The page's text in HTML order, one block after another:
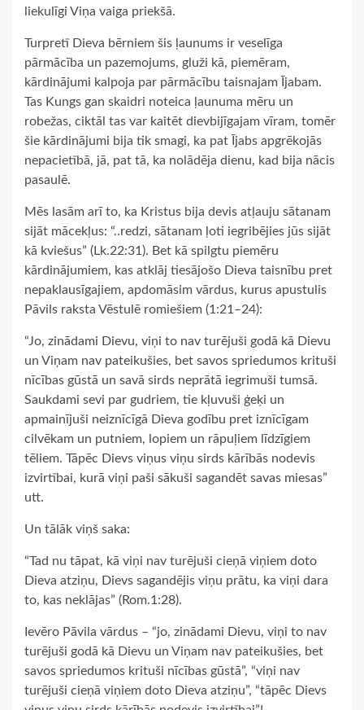
liekulīgi Viņa vaiga priekšā.
Turpretī Dieva bērniem šis ļaunums ir veselīga
pārmācība un pazemojums, gluži kā, piemēram,
kārdinājumi kalpoja par pārmācību taisnajam Ījabam.
Tas Kungs gan skaidri noteica ļaunuma mēru un
robežas, ciktāl tas var kaitēt dievbijīgajam vīram, tomēr
šie kārdinājumi bija tik smagi, ka pat Ījabs apgrēkojās
nepacietībā, jā, pat tā, ka nolādēja dienu, kad bija nācis
pasaulē.
Mēs lasām arī to, ka Kristus bija devis atļauju sātanam
sijāt mācekļus: “..redzi, sātanam ļoti iegribējies jūs sijāt
kā kviešus” (Lk.22:31). Bet kā spilgtu piemēru
kārdinājumiem, kas atklāj tiesājošo Dieva taisnību pret
nepaklausīgajiem, apdomāsim vārdus, kurus apustulis
Pāvils raksta Vēstulē romiešiem (1:21–24):
“Jo, zinādami Dievu, viņi to nav turējuši godā kā Dievu
un Viņam nav pateikušies, bet savos spriedumos krituši
nīcības gūstā un savā sirds neprātā iegrimuši tumsā.
Saukdami sevi par gudriem, tie kļuvuši ģeķi un
apmainījuši neiznīcīgā Dieva godību pret iznīcīgam
cilvēkam un putniem, lopiem un rāpuļiem līdzīgiem
tēliem. Tāpēc Dievs viņus viņu sirds kārībās nodevis
izvirtībai, kurā viņi paši sākuši sagandēt savas miesas”
utt.
Un tālāk viņš saka:
“Tad nu tāpat, kā viņi nav turējuši cieņā viņiem doto
Dieva atziņu, Dievs sagandējis viņu prātu, ka viņi dara
to, kas neklājas” (Rom.1:28).
Ievēro Pāvila vārdus – “jo, zinādami Dievu, viņi to nav
turējuši godā kā Dievu un Viņam nav pateikušies, bet
savos spriedumos krituši nīcības gūstā”, “viņi nav
turējuši cieņā viņiem doto Dieva atziņu”, “tāpēc Dievs